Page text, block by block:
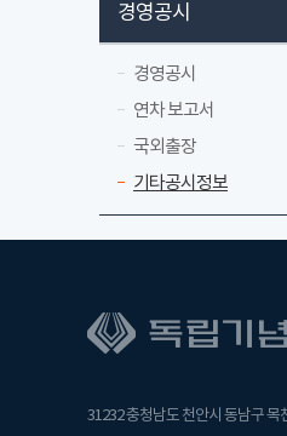
경영공시
경영공시
연차 보고서
국외출장
기타공시정보
31232 충청남도 천안시 동남구 목